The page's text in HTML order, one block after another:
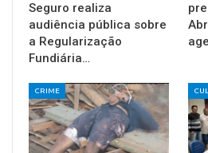
Seguro realiza
audiência pública sobre
a Regularização
Fundiária…
CRIME